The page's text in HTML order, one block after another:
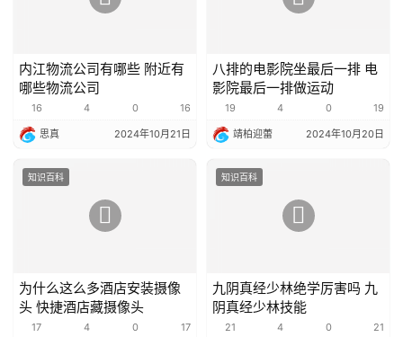
内江物流公司有哪些 附近有
哪些物流公司
16 4 0 16
思真 2024年10月21日
八排的电影院坐最后一排 电
影院最后一排做运动
19 4 0 19
靖柏迎蕾 2024年10月20日
知识百科
为什么这么多酒店安装摄像
头 快捷酒店藏摄像头
17 4 0 17
知识百科
九阴真经少林绝学厉害吗 九
阴真经少林技能
21 4 0 21